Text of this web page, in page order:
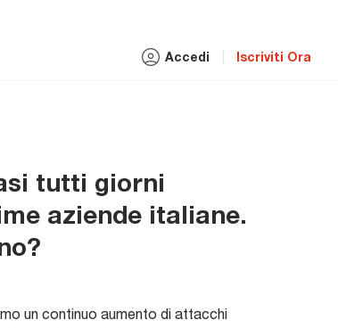
Accedi Iscriviti Ora
tutti giorni
aziende italiane.
un continuo aumento di attacchi